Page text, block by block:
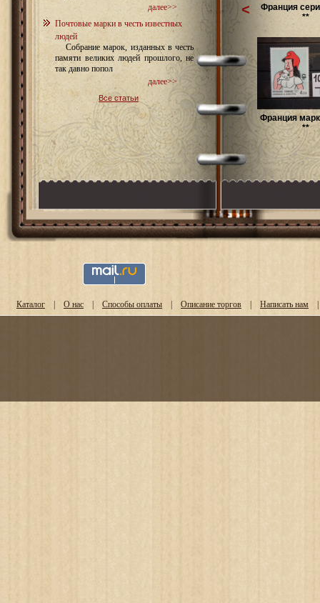
далее>>
Почтовые марки в честь известных
людей
Собрание марок, изданных в честь
памяти великих людей прошлого, не
так давно попол
далее>>
Все статьи
Франция
**
Франция
**
<
Каталог | О нас | Способы оплаты | Описание торгов | Написать нам |